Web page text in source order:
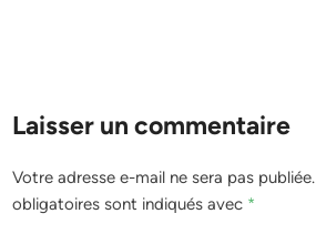
Laisser un commentaire
Votre adresse e-mail ne sera pas publiée.
obligatoires sont indiqués avec *